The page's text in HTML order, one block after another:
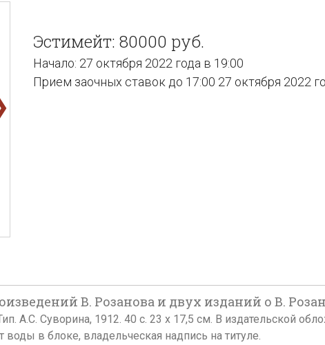
Эстимейт: 80000 руб.
Начало: 27 октября 2022 года в 19:00
Прием заочных ставок до 17:00 27 октября 2022
В. Розанова и двух изданий о В.
А.С. Суворина, 1912. 40 с. 23 х 17,5 см. В издательской
воды в блоке, владельческая надпись на титуле.